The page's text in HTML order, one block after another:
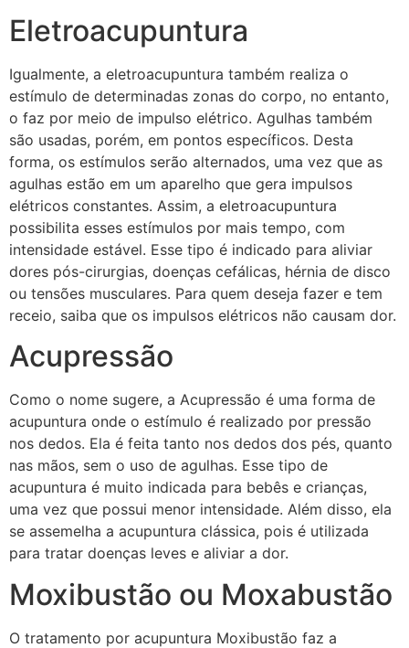
Eletroacupuntura
Igualmente, a eletroacupuntura também realiza o
estímulo de determinadas zonas do corpo, no entanto,
o faz por meio de impulso elétrico. Agulhas também
são usadas, porém, em pontos específicos. Desta
forma, os estímulos serão alternados, uma vez que as
agulhas estão em um aparelho que gera impulsos
elétricos constantes. Assim, a eletroacupuntura
possibilita esses estímulos por mais tempo, com
intensidade estável. Esse tipo é indicado para aliviar
dores pós-cirurgias, doenças cefálicas, hérnia de disco
ou tensões musculares. Para quem deseja fazer e tem
receio, saiba que os impulsos elétricos não causam dor.
Acupressão
Como o nome sugere, a Acupressão é uma forma de
acupuntura onde o estímulo é realizado por pressão
nos dedos. Ela é feita tanto nos dedos dos pés, quanto
nas mãos, sem o uso de agulhas. Esse tipo de
acupuntura é muito indicada para bebês e crianças,
uma vez que possui menor intensidade. Além disso, ela
se assemelha a acupuntura clássica, pois é utilizada
para tratar doenças leves e aliviar a dor.
Moxibustão ou Moxabustão
O tratamento por acupuntura Moxibustão faz a